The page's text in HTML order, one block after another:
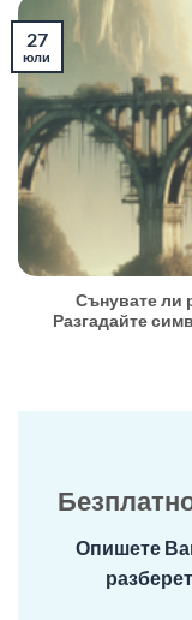
Сънувате ли
Разгадайте
27
юли
Опишете